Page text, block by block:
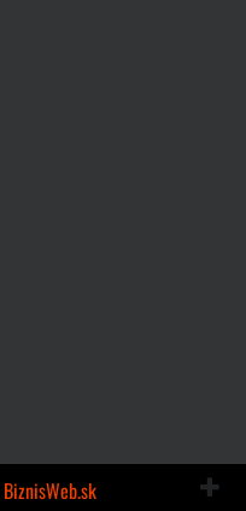
BiznisWeb.sk